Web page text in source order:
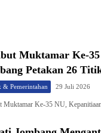
Muktamar Ke-
Petakan 26
& Pemerintahan 29 Juli 2026
Muktamar Ke-35 NU,